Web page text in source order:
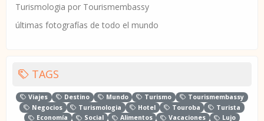
Turismologia por Tourismembassy
últimas fotografías de todo el mundo
TAGS
Viajes Destino Mundo Turismo
Tourismembassy
Negocios
Turismologia Hotel Touroba
Turista
Economía
Social Alimentos Vacaciones
Lujo